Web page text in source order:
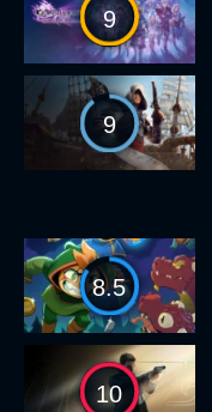
9
9
8.5
10